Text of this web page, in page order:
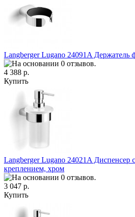
Langberger Lugano 24091A Держатель
4 388 р.
Купить
Langberger Lugano 24021A Диспенсер
креплением, хром
3 047 р.
Купить